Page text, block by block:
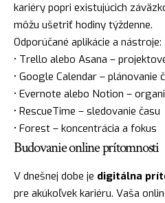
kariéry popri existujúcich
môžu ušetriť hodiny týždenne.
Odporúčané aplikácie a nástroje:
• Trello alebo Asana –
• Google Calendar – plánovanie
• Evernote alebo Notion –
• RescueTime – sledovanie času
• Forest – koncentrácia a fokus
Budovanie online prítomnosti
V dnešnej dobe je digitálna
pre akúkoľvek kariéru. Vaša